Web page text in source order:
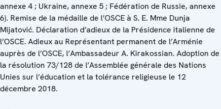
annexe 4 ; Ukraine, annexe 5 ; Fédération de Russie, annexe
6). Remise de la médaille de l’OSCE à S. E. Mme Dunja
Mijatović. Déclaration d’adieux de la Présidence italienne de
l’OSCE. Adieux au Représentant permanent de l’Arménie
auprès de l’OSCE, l’Ambassadeur A. Kirakossian. Adoption de
la résolution 73/128 de l’Assemblée générale des Nations
Unies sur l’éducation et la tolérance religieuse le 12
décembre 2018.